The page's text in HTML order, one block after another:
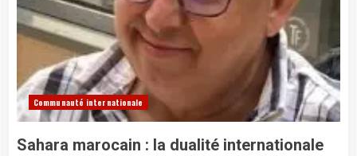
Communauté internationale
Sahara marocain : la dualité internationale